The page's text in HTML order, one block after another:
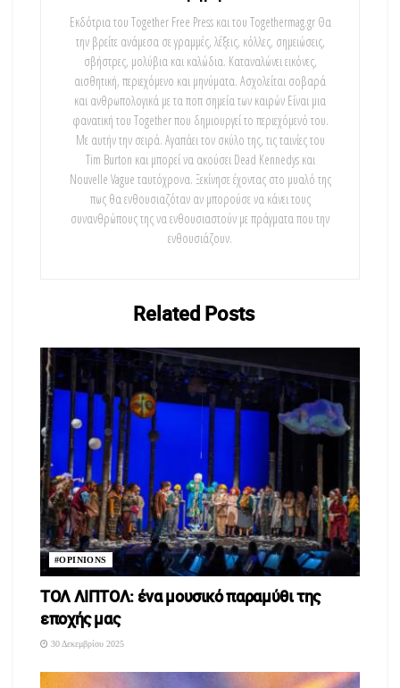
Εκδότρια του Together Free Press και του Togethermag.gr Θα
την βρείτε ανάμεσα σε γραμμές, λέξεις, κόλλες, σημειώσεις,
σβήστρες, μολύβια και καλώδια. Καταναλώνει εικόνες,
αισθητική, περιεχόμενο και μηνύματα. Ασχολείται σοβαρά
και ανθρωπολογικά με τα ποπ σημεία των καιρών Είναι μια
φανατική του Τοgether που δημιουργεί το περιεχόμενό του.
Με αυτήν την σειρά. Αγαπάει τον σκύλο της, τις ταινίες του
Tim Burton και μπορεί να ακούσει Dead Kennedys και
Nouvelle Vague ταυτόχρονα. Ξεκίνησε έχοντας στο μυαλό της
πως θα ενθουσιαζόταν αν μπορούσε να κάνει τους
συνανθρώπους της να ενθουσιαστούν με πράγματα που την
ενθουσιάζουν.
RelatedPosts
#OPINIONS
ΤΟΛ ΛΙΠΤΟΛ: ένα μουσικό παραμύθι της
εποχής μας
30 Δεκεμβρίου 2025